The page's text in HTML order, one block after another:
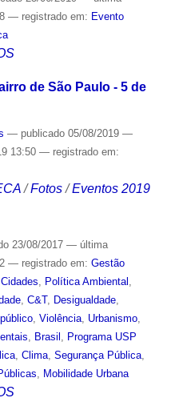
— registrado em: Evento
de São Paulo - 5 de
— publicado05/08/2019 —
13:50 — registrado em:
/Fotos /Eventos 2019
23/08/2017 — última
— registrado em: Gestão
Cidades, Política Ambiental ,
, C&T, Desigualdade,
, Violência, Urbanismo,
, Brasil , Programa USP
, Clima, Segurança Pública,
, Mobilidade Urbana